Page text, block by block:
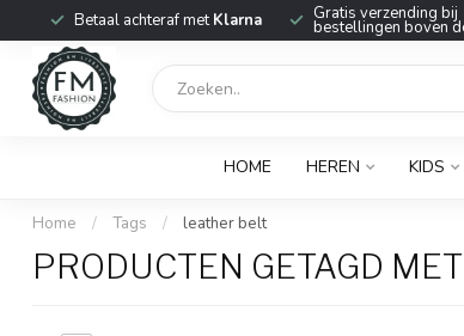
Betaal achteraf metKlarna Gratis verzending bij
bestellingen boven
HOME HEREN KIDS
Home / Tags / leather belt
PRODUCTEN GETAGD